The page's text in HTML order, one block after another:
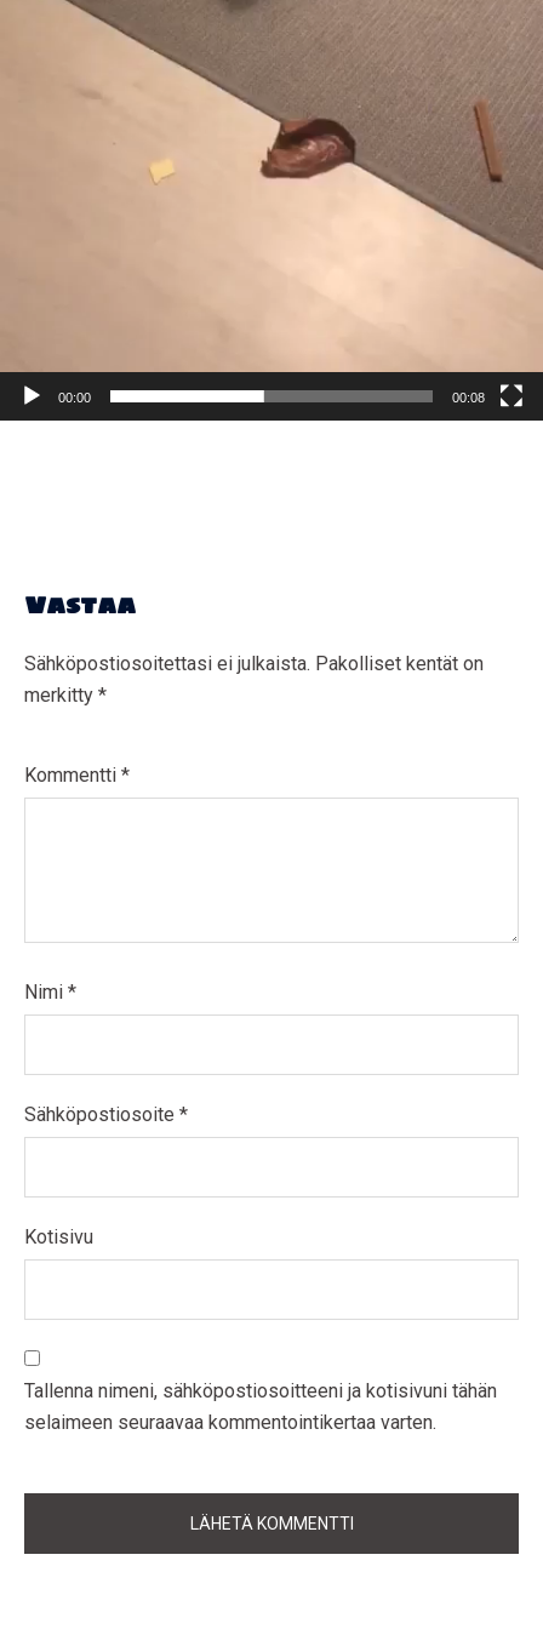
00:00 00:08
Vastaa
Sähköpostiosoitettasi ei julkaista. Pakolliset kentät on
merkitty *
Kommentti *
Nimi *
Sähköpostiosoite *
Kotisivu
Tallenna nimeni, sähköpostiosoitteeni ja kotisivuni tähän
selaimeen seuraavaa kommentointikertaa varten.